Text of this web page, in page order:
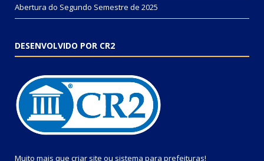
Abertura do Segundo Semestre de 2025
DESENVOLVIDO POR CR2
Muito mais que criar site ou sistema para prefeituras!